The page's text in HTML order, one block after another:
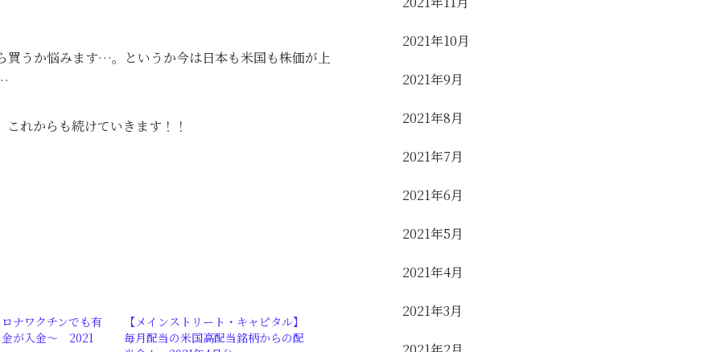
うか悩みます…。というか今は日本も米国も株価が上
れからも続けていきます！！
ナワクチンでも有
金が入金～ 2021
【メインストリート・キャピタル】
毎月配当の米国高配当銘柄からの配
2021年10月
2021年9月
2021年8月
2021年7月
2021年6月
2021年5月
2021年4月
2021年3月